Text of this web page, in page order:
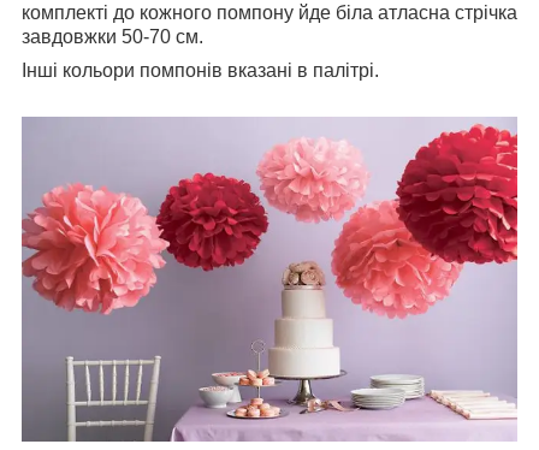
комплекті до кожного помпону йде біла атласна стрічка
завдовжки 50-70 см.
Інші кольори помпонів вказані в палітрі.